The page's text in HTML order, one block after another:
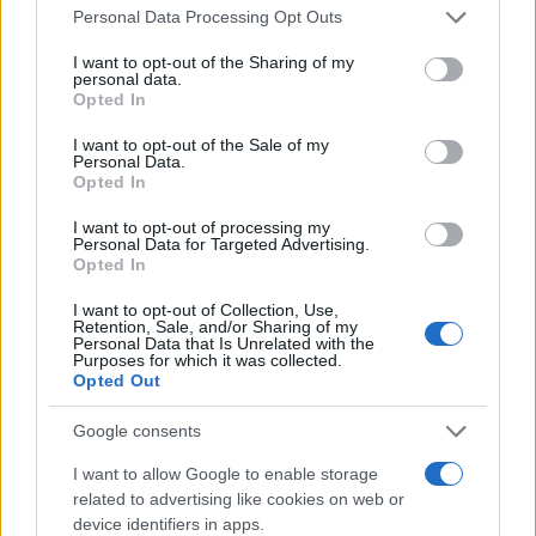
Please note that this website/app uses one or more Google
not limited to your visit or usage behaviour. You may click to
grant or deny consent to Google and its third-party tags to
use your data for below specified purposes in below Google
consent section.
Personal Data Processing Opt Outs
I want to opt-out of the Sharing of my
personal data.
Opted In
I want to opt-out of the Sale of my
Personal Data.
Opted In
I want to opt-out of processing my
Personal Data for Targeted Advertising.
Opted In
I want to opt-out of Collection, Use,
Retention, Sale, and/or Sharing of my
Personal Data that Is Unrelated with the
Purposes for which it was collected.
Opted Out
Google consents
I want to allow Google to enable storage
related to advertising like cookies on web or
device identifiers in apps.
Tutti i livelli del campionato di pallavolo femminile in
Italia
Andrea Conforti · 8 Ago 2026
PIÙ LETTI